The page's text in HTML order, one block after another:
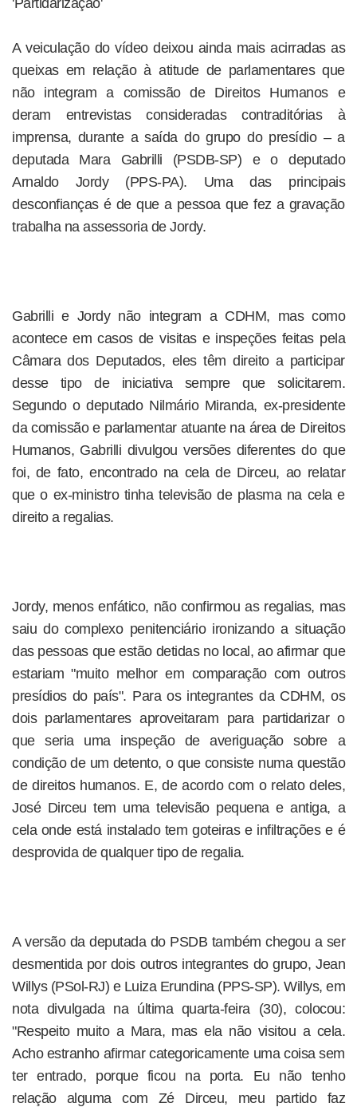
'Partidarização'
A veiculação do vídeo deixou ainda mais acirradas as
queixas em relação à atitude de parlamentares que
não integram a comissão de Direitos Humanos e
deram entrevistas consideradas contraditórias à
imprensa, durante a saída do grupo do presídio – a
deputada Mara Gabrilli (PSDB-SP) e o deputado
Arnaldo Jordy (PPS-PA). Uma das principais
desconfianças é de que a pessoa que fez a gravação
trabalha na assessoria de Jordy.
Gabrilli e Jordy não integram a CDHM, mas como
acontece em casos de visitas e inspeções feitas pela
Câmara dos Deputados, eles têm direito a participar
desse tipo de iniciativa sempre que solicitarem.
Segundo o deputado Nilmário Miranda, ex-presidente
da comissão e parlamentar atuante na área de Direitos
Humanos, Gabrilli divulgou versões diferentes do que
foi, de fato, encontrado na cela de Dirceu, ao relatar
que o ex-ministro tinha televisão de plasma na cela e
direito a regalias.
Jordy, menos enfático, não confirmou as regalias, mas
saiu do complexo penitenciário ironizando a situação
das pessoas que estão detidas no local, ao afirmar que
estariam "muito melhor em comparação com outros
presídios do país". Para os integrantes da CDHM, os
dois parlamentares aproveitaram para partidarizar o
que seria uma inspeção de averiguação sobre a
condição de um detento, o que consiste numa questão
de direitos humanos. E, de acordo com o relato deles,
José Dirceu tem uma televisão pequena e antiga, a
cela onde está instalado tem goteiras e infiltrações e é
desprovida de qualquer tipo de regalia.
A versão da deputada do PSDB também chegou a ser
desmentida por dois outros integrantes do grupo, Jean
Willys (PSol-RJ) e Luiza Erundina (PPS-SP). Willys, em
nota divulgada na última quarta-feira (30), colocou:
"Respeito muito a Mara, mas ela não visitou a cela.
Acho estranho afirmar categoricamente uma coisa sem
ter entrado, porque ficou na porta. Eu não tenho
relação alguma com Zé Dirceu, meu partido faz